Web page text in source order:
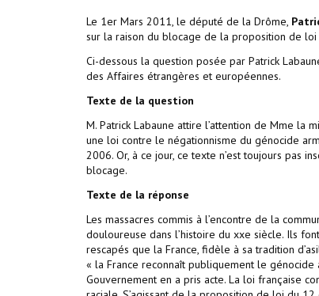
Le 1er Mars 2011, le député de la Drôme,
sur la raison du blocage de la proposition de
Ci-dessous la question posée par Patrick
des Affaires étrangères et européennes.
Texte de la question
M. Patrick Labaune attire l’attention de Mme la
une loi contre le négationnisme du génocide
2006. Or, à ce jour, ce texte n’est toujours pas
blocage.
Texte de la réponse
Les massacres commis à l’encontre de la
douloureuse dans l’histoire du xxe siècle. Ils
rescapés que la France, fidèle à sa tradition
« la France reconnaît publiquement le
Gouvernement en a pris acte. La loi française